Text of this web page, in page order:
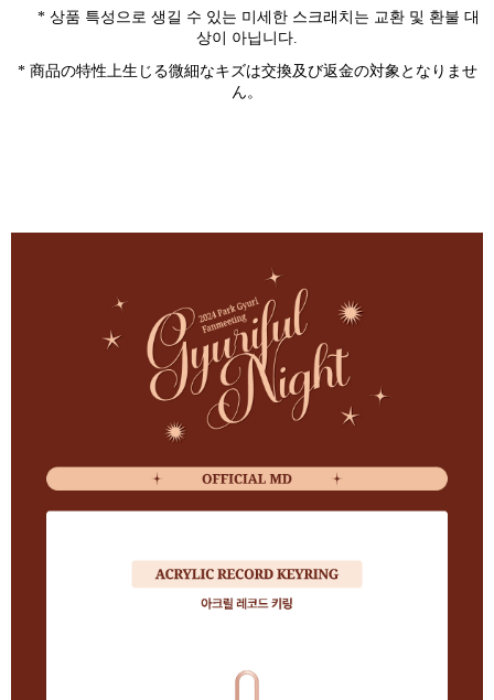
* 상품 특성으로 생길 수 있는 미세한 스크래치는 교환 및 환불 대
상이 아닙니다
* 商品の特性上生じる微細なキズは交換及び返金の対象となりませ
ん。